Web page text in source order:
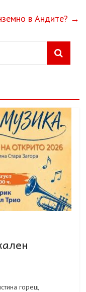
в Андите? →
горещ